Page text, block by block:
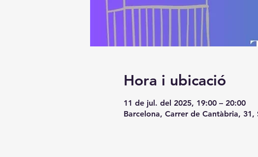
Hora i ubicació
11 de jul. del 2025, 19:00 – 20:00
Barcelona, Carrer de Cantàbria,